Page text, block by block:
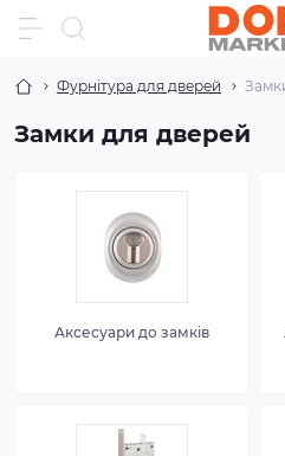
Фурнітура для дверей
Замки для дверей
Аксесуари до замків